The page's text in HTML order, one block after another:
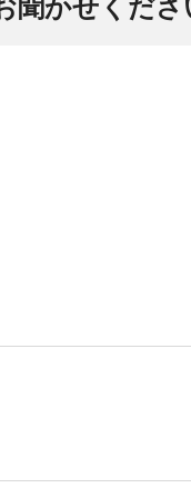
聞かせくださ